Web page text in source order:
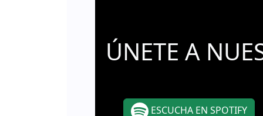
ÚNETE A
ESCUCHA EN SPOTIFY